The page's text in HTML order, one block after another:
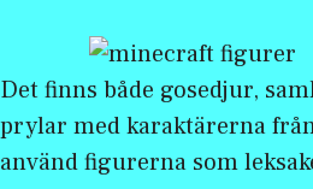
Det finns både gosedjur,
prylar med karaktärerna
använd figurerna som